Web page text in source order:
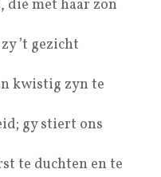
die met haar zon
’t gezicht
kwistig zyn te
gy stiert ons
te duchten en te